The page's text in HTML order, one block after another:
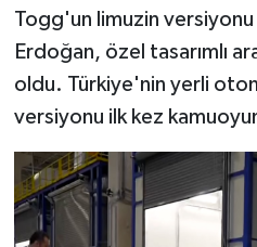
Togg'un limuzin
Erdoğan, özel tasarımlı
oldu. Türkiye'nin yerli
versiyonu ilk kez